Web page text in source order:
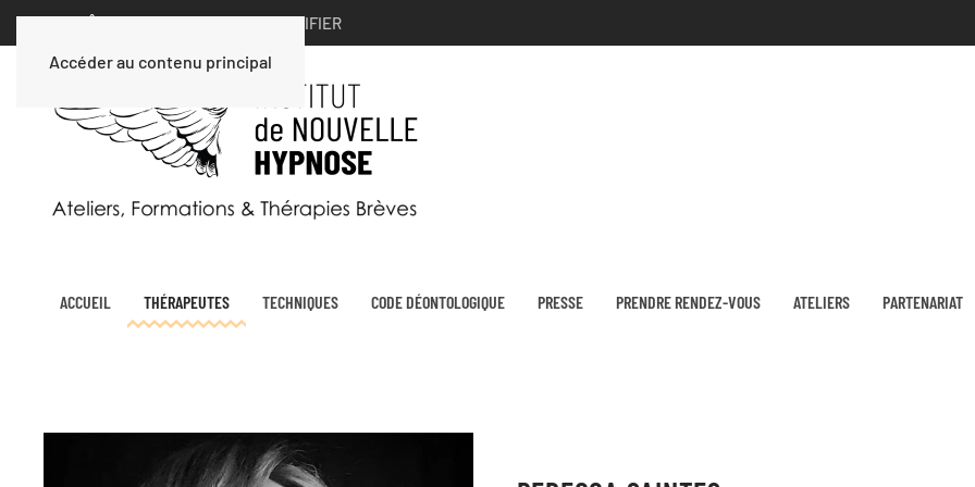
Accéder au contenu principal
VOUS ÊTES UN PARTICULIER ∣MODIFIER
ACCUEIL THÉRAPEUTES TECHNIQUES CODE DÉONTOLOGIQUE PRESSE PRENDRE RENDEZ-VOUS ATELIERS PARTENARIAT